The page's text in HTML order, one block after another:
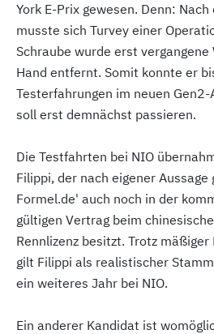
York E-Prix gewesen. Denn:
musste sich Turvey einer
Schraube wurde erst vergangene
Hand entfernt. Somit konnte er
Testerfahrungen im neuen
soll erst demnächst passieren.
Die Testfahrten bei NIO
Filippi, der nach eigener Aussage
Formel.de' auch noch in der
gültigen Vertrag beim
Rennlizenz besitzt. Trotz
gilt Filippi als realistischer
ein weiteres Jahr bei NIO.
Ein anderer Kandidat ist